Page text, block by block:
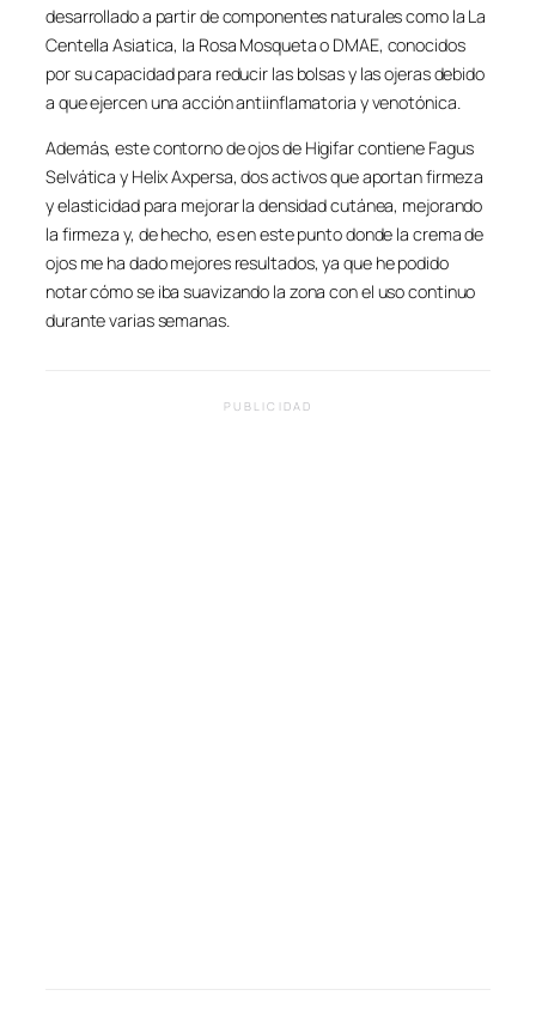
desarrollado a partir de componentes naturales como la La
Centella Asiatica, la Rosa Mosqueta o DMAE, conocidos
por su capacidad para reducir las bolsas y las ojeras debido
a que ejercen una acción antiinflamatoria y venotónica.
Además, este contorno de ojos de Higifar contiene Fagus
Selvática y Helix Axpersa, dos activos que aportan firmeza
y elasticidad para mejorar la densidad cutánea, mejorando
la firmeza y, de hecho, es en este punto donde la crema de
ojos me ha dado mejores resultados, ya que he podido
notar cómo se iba suavizando la zona con el uso continuo
durante varias semanas.
PUBLICIDAD